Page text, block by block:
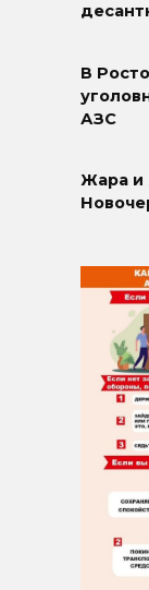
В
АЗС
Жара и